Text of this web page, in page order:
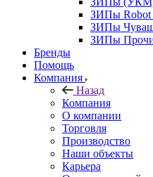
ЗИПы Robot
ЗИПы
ЗИПы
Бренды
Помощь
Компания
Назад
Компания
О компании
Торговля
Производство
Наши объекты
Карьера